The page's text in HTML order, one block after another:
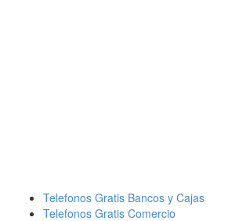
Telefonos Gratis Bancos y Cajas
Telefonos Gratis Comercio